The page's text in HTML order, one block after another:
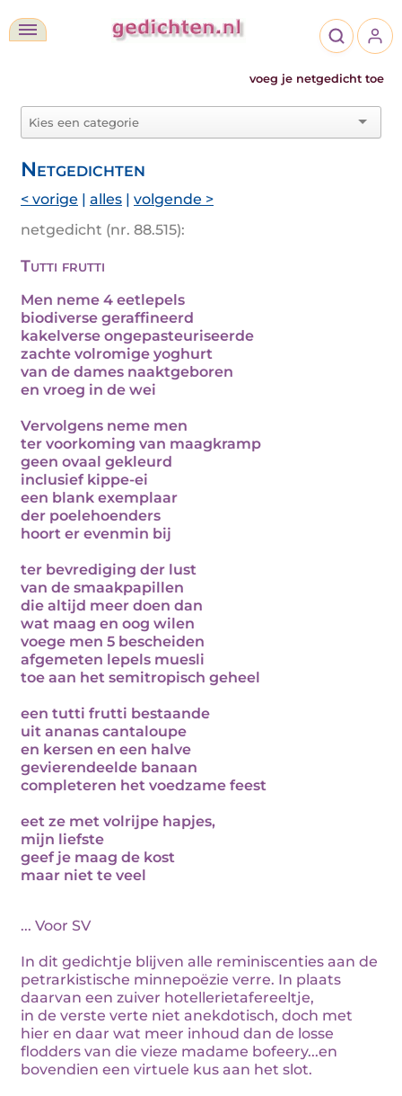
voeg je netgedicht toe
Netgedichten
< vorige | alles | volgende >
netgedicht (nr. 88.515):
Tutti frutti
Men neme 4 eetlepels
biodiverse geraffineerd
kakelverse ongepasteuriseerde
zachte volromige yoghurt
van de dames naaktgeboren
en vroeg in de wei
Vervolgens neme men
ter voorkoming van maagkramp
geen ovaal gekleurd
inclusief kippe-ei
een blank exemplaar
der poelehoenders
hoort er evenmin bij
ter bevrediging der lust
van de smaakpapillen
die altijd meer doen dan
wat maag en oog wilen
voege men 5 bescheiden
afgemeten lepels muesli
toe aan het semitropisch geheel
een tutti frutti bestaande
uit ananas cantaloupe
en kersen en een halve
gevierendeelde banaan
completeren het voedzame feest
eet ze met volrijpe hapjes,
mijn liefste
geef je maag de kost
maar niet te veel
... Voor SV
In dit gedichtje blijven alle reminiscenties aan de
petrarkistische minnepoëzie verre. In plaats
daarvan een zuiver hotellerietafereeltje,
in de verste verte niet anekdotisch, doch met
hier en daar wat meer inhoud dan de losse
flodders van die vieze madame bofeery...en
bovendien een virtuele kus aan het slot.